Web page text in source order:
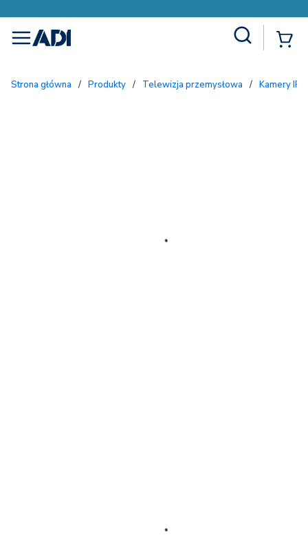
menu
Strona główna / Produkty / Telewizja przemysłowa / Kamery IP